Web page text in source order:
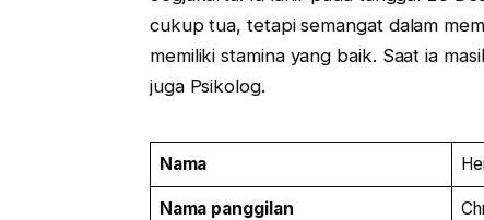
cukup tua, tetapi semangat dalam
memiliki stamina yang baik. Saat ia
juga Psikolog.
Nama
Nama panggilan